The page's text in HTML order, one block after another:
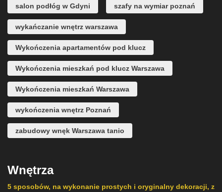
salon podłóg w Gdyni szafy na wymiar poznań
wykańczanie wnętrz warszawa
Wykończenia apartamentów pod klucz
Wykończenia mieszkań pod klucz Warszawa
Wykończenia mieszkań Warszawa
wykończenia wnętrz Poznań
zabudowy wnęk Warszawa tanio
Wnętrza
5 sposobów, na wykonanie prostych i oryginalny dekoracji, z